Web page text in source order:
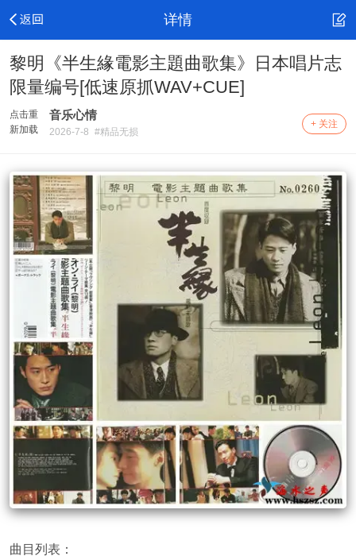
详情
黎明《半生緣電影主題曲歌集》日本唱片志
限量编号[低速原抓WAV+CUE]
点击重
新加载
音乐心情
2026-7-8 #精品无损
+ 关注
曲目列表：